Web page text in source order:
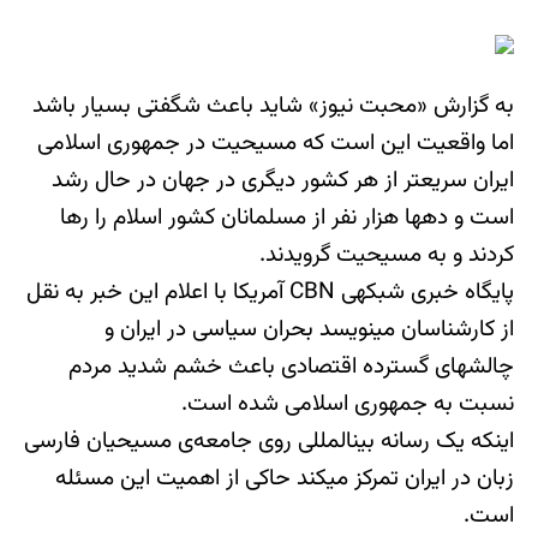
به گزارش «محبت نیوز» شاید باعث شگفتی بسیار باشد
اما واقعیت این است که مسیحیت در جمهوری اسلامی
ایران سریعتر از هر کشور دیگری در جهان در حال رشد
است و ده‎ها هزار نفر از مسلمانان کشور اسلام را رها
کردند و به مسیحیت گرویدند.
پایگاه خبری شبکه‎ی CBN آمریکا با اعلام این خبر به نقل
از کارشناسان می‎نویسد بحران سیاسی در ایران و
چالش‎های گسترده اقتصادی باعث خشم شدید مردم
نسبت به جمهوری اسلامی شده است.
اینکه یک رسانه بین‎المللی روی جامعه‌‏ی مسیحیان فارسی
زبان در ایران تمرکز می‎کند حاکی از اهمیت این مسئله
است.